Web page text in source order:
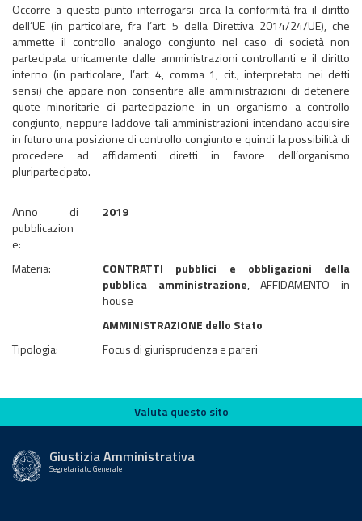
Occorre a questo punto interrogarsi circa la conformità fra il diritto
dell’UE (in particolare, fra l’art. 5 della Direttiva 2014/24/UE), che
ammette il controllo analogo congiunto nel caso di società non
partecipata unicamente dalle amministrazioni controllanti e il diritto
interno (in particolare, l’art. 4, comma 1, cit., interpretato nei detti
sensi) che appare non consentire alle amministrazioni di detenere
quote minoritarie di partecipazione in un organismo a controllo
congiunto, neppure laddove tali amministrazioni intendano acquisire
in futuro una posizione di controllo congiunto e quindi la possibilità di
procedere ad affidamenti diretti in favore dell’organismo
pluripartecipato.
Anno di
pubblicazion
e:
2019
Materia:
CONTRATTI pubblici e obbligazioni della
pubblica amministrazione, AFFIDAMENTO in
house
AMMINISTRAZIONE dello Stato
Tipologia:
Focus di giurisprudenza e pareri
Valuta questo sito
Valuta questo sito
Giustizia Amministrativa
Segretariato Generale